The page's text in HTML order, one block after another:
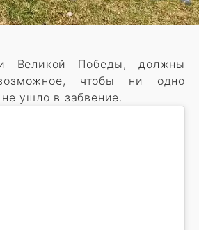
Великой Победы, должны
чтобы ни одно
ушло в забвение.